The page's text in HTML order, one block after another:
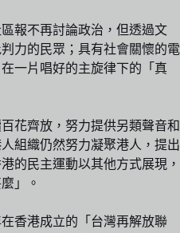
報不再討論政治，但透過文
力的民眾；具有社會關懷的電
一片唱好的主旋律下的「真
花齊放，努力提供另類聲音和
組織仍然努力凝聚港人，提出
的民主運動以其他方式展現，
」。
香港成立的「台灣再解放聯